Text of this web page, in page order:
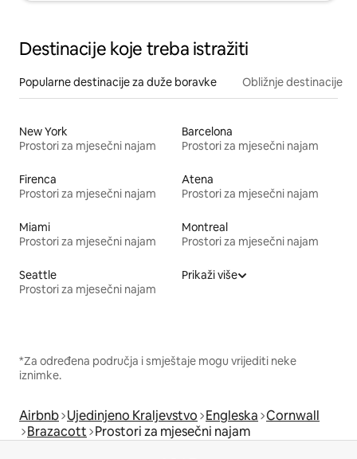
Destinacije koje treba istražiti
Popularne destinacije za duže boravke Obližnje destinacije
New York
Prostori za mjesečni najam
Barcelona
Prostori za mjesečni najam
Firenca
Prostori za mjesečni najam
Atena
Prostori za mjesečni najam
Miami
Prostori za mjesečni najam
Montreal
Prostori za mjesečni najam
Seattle
Prostori za mjesečni najam
Prikaži više
*Za određena područja i smještaje mogu vrijediti neke
iznimke.
Airbnb Ujedinjeno Kraljevstvo Engleska Cornwall
Brazacott Prostori za mjesečni najam